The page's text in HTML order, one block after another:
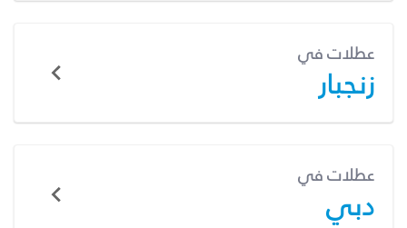
عطلات في
زنجبار
عطلات في
دبي